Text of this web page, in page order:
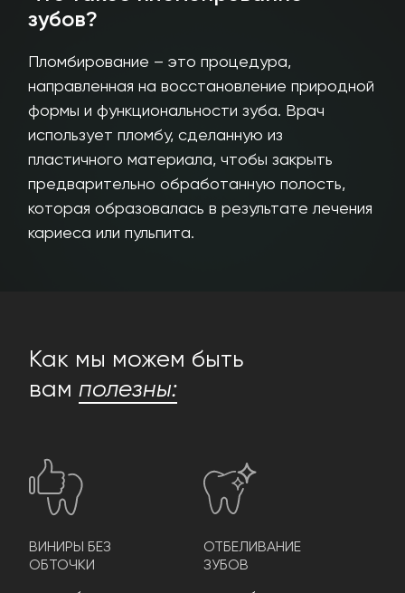
зубов?
Пломбирование – это процедура,
направленная на восстановление природной
формы и функциональности зуба. Врач
использует пломбу, сделанную из
пластичного материала, чтобы закрыть
предварительно обработанную полость,
которая образовалась в результате лечения
кариеса или пульпита.
Как мы можем быть
вам полезны:
ВИНИРЫ БЕЗ
ОБТОЧКИ
ОТБЕЛИВАНИЕ
ЗУБОВ